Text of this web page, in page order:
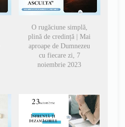
O rugăciune simplă,
plină de credință | Mai
aproape de Dumnezeu
cu fiecare zi, 7
noiembrie 2023